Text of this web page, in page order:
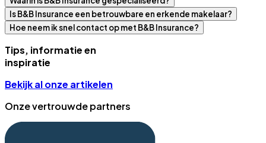
Is B&B Insurance een betrouwbare en erkende makelaar?
Hoe neem ik snel contact op met B&B Insurance?
Tips, informatie en
inspiratie
Bekijk al onze artikelen
Onze vertrouwde partners